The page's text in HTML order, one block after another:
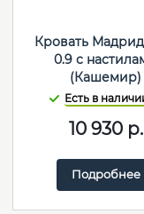
Кровать
0.9 с
(Кашемир)
Есть в
10 930р.
Подробнее